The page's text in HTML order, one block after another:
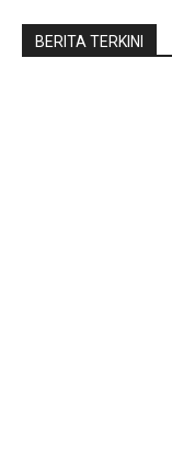
BERITA TERKINI